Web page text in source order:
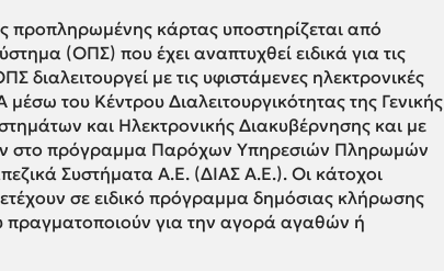
προπληρωμένης κάρτας υποστηρίζεται από
(ΟΠΣ) που έχει αναπτυχθεί ειδικά για τις
με τις υφιστάμενες ηλεκτρονικές
του Κέντρου Διαλειτουργικότητας της Γενικής
και Ηλεκτρονικής Διακυβέρνησης και με
στο πρόγραμμα Παρόχων Υπηρεσιών Πληρωμών
Συστήματα Α.Ε. (ΔΙΑΣ Α.Ε.). Οι κάτοχοι
σε ειδικό πρόγραμμα δημόσιας κλήρωσης
πραγματοποιούν για την αγορά αγαθών ή